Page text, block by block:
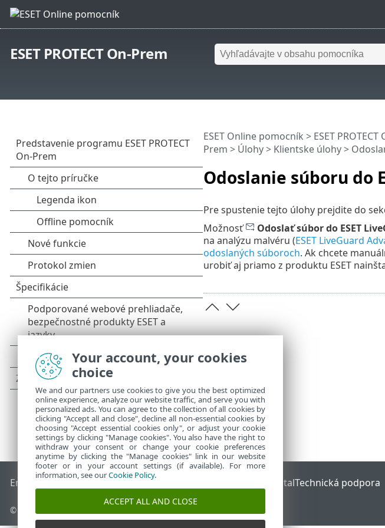
ESET PROTECT On-Prem
Odoslanie súboru do
ESET Online pomocník > ESET
Prem > Úlohy> Klientske úlohy>
Pre spustenie tejto úlohy prejdite do
Možnosť
Odoslať súbor do ESET
na analýzu malvéru (ESET LiveGuard
odoslaných súboroch. Ak chcete
urobiť aj priamo z produktu ESET
End of Life Databáza znalostí ESET ESET Status PortalTechnická podpora
© 1992 - 2026 ESET, spol. s r. o. Všetky práva vyhradené.
Your account, your cookies
choice
We and our partners use cookies to give you the best optimized
online experience, analyze our website traffic, and serve you with
personalized ads. You can agree to the collection of all cookies by
clicking "Accept all and close", decline all non-essential cookies by
choosing "Accept essential cookies only", or adjust your cookie
settings by clicking "Manage cookies". You also have the right to
withdraw your consent or change your cookie preferences
anytime by clicking the "Manage cookies" link in our website
footer or in your account settings (if available). For more
information, see ourCookie Policy.
ACCEPT ALL AND CLOSE